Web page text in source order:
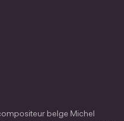
belge Michel